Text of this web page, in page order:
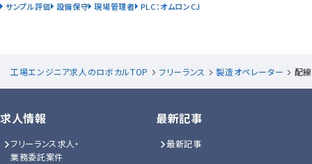
サンプル評価 設備保守 現場管理者 PLC：オムロンCJ
工場エンジニア求人のロボカルTOP フリーランス 製造オペレーター 配
求人情報
フリーランス求人・
業務委託案件
最新記事
最新記事